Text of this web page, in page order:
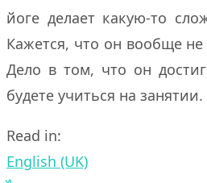
йоге делает какую-то
Кажется, что он вообще
Дело в том, что он
будете учиться на занятии.
Read in:
English (UK)